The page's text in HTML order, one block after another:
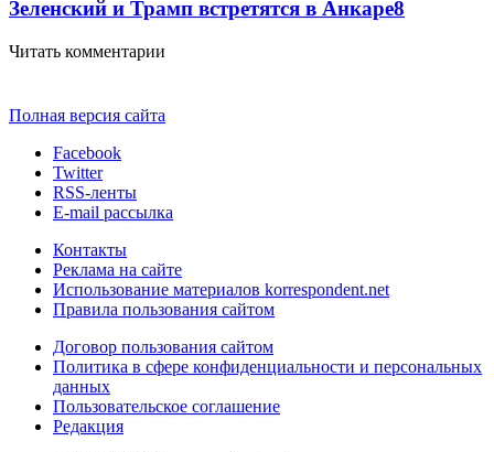
Зеленский и Трамп встретятся в Анкаре8
Читать комментарии
Полная версия сайта
Facebook
Twitter
RSS-ленты
E-mail рассылка
Контакты
Реклама на сайте
Использование материалов korrespondent.net
Правила пользования сайтом
Договор пользования сайтом
Политика в сфере конфиденциальности и персональных
данных
Пользовательское соглашение
Редакция